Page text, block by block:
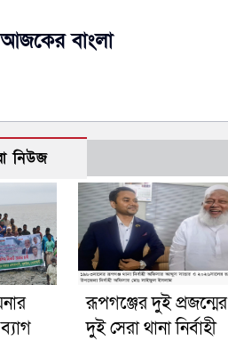
আজকের বাংলা
নিউজ
রূপগঞ্জের দুই প্রজন্মের
দুই সেরা থানা নির্বাহী